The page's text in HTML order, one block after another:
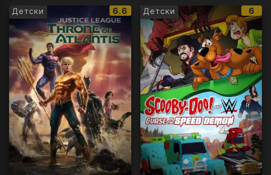
Детски
IMDb
рейтинг:
6.6 Детски 6